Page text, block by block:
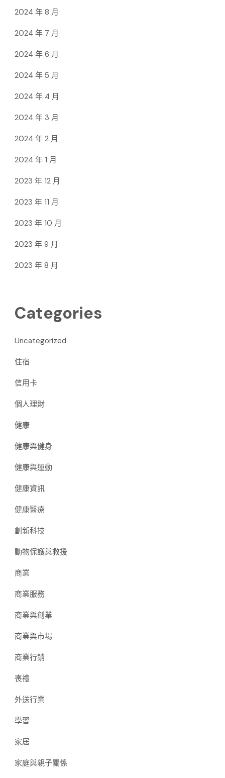
2024 年 8 月
2024 年 7 月
2024 年 6 月
2024 年 5 月
2024 年 4 月
2024 年 3 月
2024 年 2 月
2024 年 1 月
2023 年 12 月
2023 年 11 月
2023 年 10 月
2023 年 9 月
2023 年 8 月
Categories
Uncategorized
住宿
信用卡
個人理財
健康
健康與健身
健康與運動
健康資訊
健康醫療
創新科技
動物保護與救援
商業
商業服務
商業與創業
商業與市場
商業行銷
喪禮
外送行業
學習
家居
家庭與親子關係